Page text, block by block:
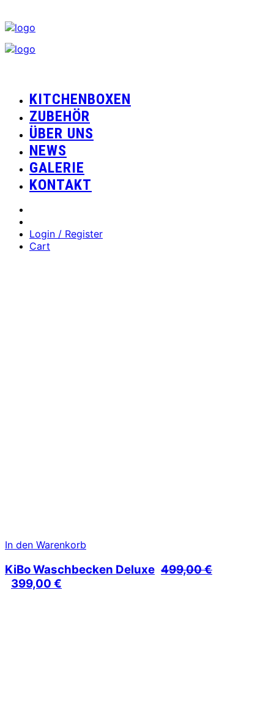
KITCHENBOXEN
ZUBEHÖR
ÜBER UNS
NEWS
GALERIE
KONTAKT
Login / Register
Cart
In den Warenkorb
KiBo Waschbecken Deluxe 499,00€
Ursprünglicher
399,00 €